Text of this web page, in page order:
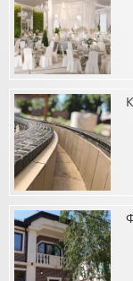
о Ресторан
о Клуб семейного